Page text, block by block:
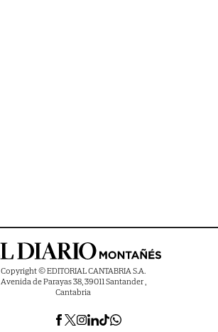
Copyright © EDITORIAL CANTABRIA S.A.
Avenida de Parayas 38, 39011 Santander ,
Cantabria